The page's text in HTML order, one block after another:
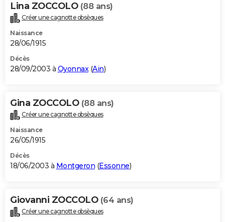
Lina ZOCCOLO (88 ans)
Créer une cagnotte obsèques
Naissance
28/06/1915
Décès
28/09/2003 à Oyonnax(Ain)
Gina ZOCCOLO (88 ans)
Créer une cagnotte obsèques
Naissance
26/05/1915
Décès
18/06/2003 à Montgeron (Essonne)
Giovanni ZOCCOLO (64 ans)
Créer une cagnotte obsèques